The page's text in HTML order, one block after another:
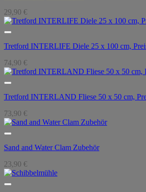
29,90 €
Tretford INTERLIFE Diele 25 x 100 cm,
74,90 €
Tretford INTERLAND Fliese 50 x 50 cm,
73,90 €
Sand and Water Clam Zubehör
23,90 €